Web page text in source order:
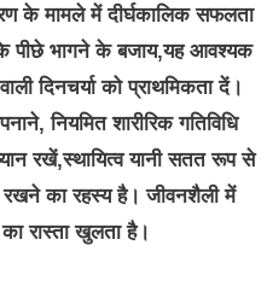
के मामले में दीर्घकालिक सफलता
पीछे भागने के बजाय,यह आवश्यक
दिनचर्या को प्राथमिकता दें।
नियमित शारीरिक गतिविधि
रखें,स्थायित्व यानी सतत रूप से
रखने का रहस्य है। जीवनशैली में
का रास्ता खुलता है।